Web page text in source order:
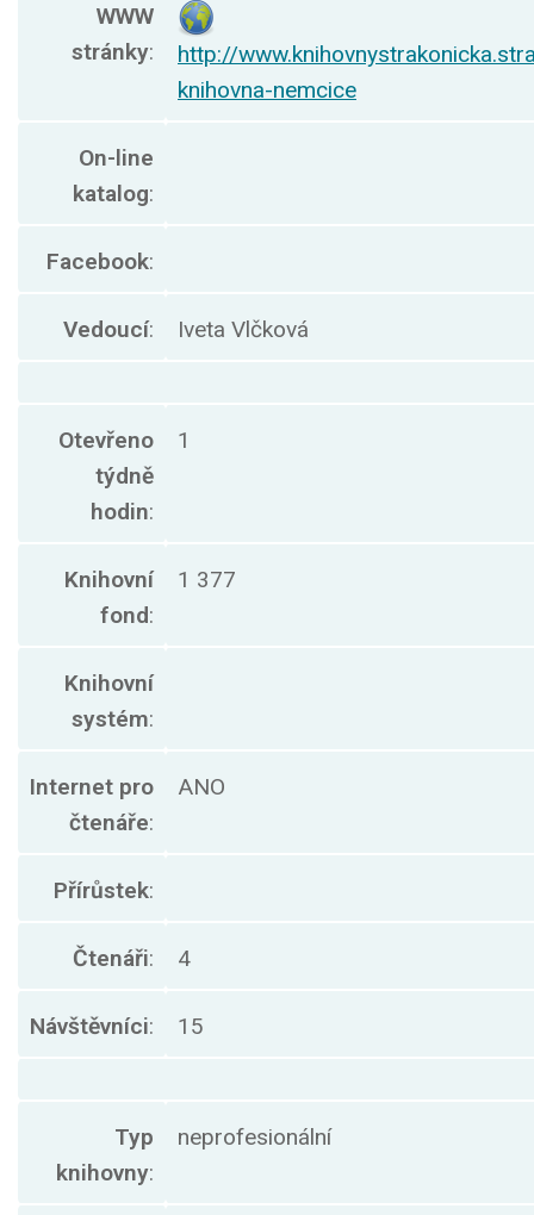
WWW
stránky:
http://
knihovna-nemcice
On-line
katalog:
Facebook:
Vedoucí: Iveta Vlčková
Otevřeno
týdně
hodin:
1
Knihovní
fond:
1 377
Knihovní
systém:
Internet pro
čtenáře:
ANO
Přírůstek:
Čtenáři: 4
Návštěvníci: 15
Typ
knihovny:
neprofesionální